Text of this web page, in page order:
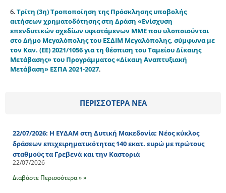
6.Τρίτη (3η) Τροποποίηση της Πρόσκλησης υποβολής
αιτήσεων χρηματοδότησης στη Δράση «Ενίσχυση
επενδυτικών σχεδίων υφιστάμενων ΜΜΕ που υλοποιούνται
στο Δήμο Μεγαλόπολης του ΕΣΔΙΜ Μεγαλόπολης, σύμφωνα με
τον Καν. (ΕΕ) 2021/1056 για τη θέσπιση του Ταμείου Δίκαιης
Μετάβασης» του Προγράμματος «Δίκαιη Αναπτυξιακή
Μετάβαση» ΕΣΠΑ 2021-2027.
ΠΕΡΙΣΣΟΤΕΡΑ ΝΕΑ
22/07/2026: Η ΕΥΔΑΜ στη Δυτική Μακεδονία: Νέος κύκλος
δράσεων επιχειρηματικότητας 140 εκατ. ευρώ με πρώτους
σταθμούς τα Γρεβενά και την Καστοριά
22/07/2026
Διαβάστε Περισσότερα » »